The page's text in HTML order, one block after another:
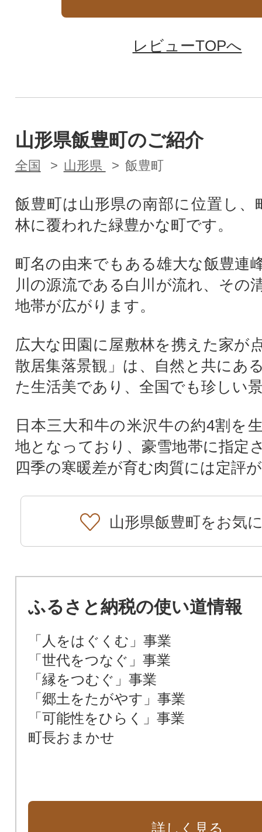
レビューTOPへ
山形県飯豊町のご紹介
全国 山形県 飯豊町
飯豊町は山形県の南部に位置し、
林に覆われた緑豊かな町です。
町名の由来でもある雄大な飯豊連
川の源流である白川が流れ、その
地帯が広がります。
広大な田園に屋敷林を携えた家が
散居集落景観」は、自然と共にあ
た生活美であり、全国でも珍しい
日本三大和牛の米沢牛の約4割を
地となっており、豪雪地帯に指定
四季の寒暖差が育む肉質には定評
山形県飯豊町をお気
ふるさと納税の使い道情報
「人をはぐくむ」事業
「世代をつなぐ」事業
「縁をつむぐ」事業
「郷土をたがやす」事業
「可能性をひらく」事業
町長おまかせ
詳しく見る